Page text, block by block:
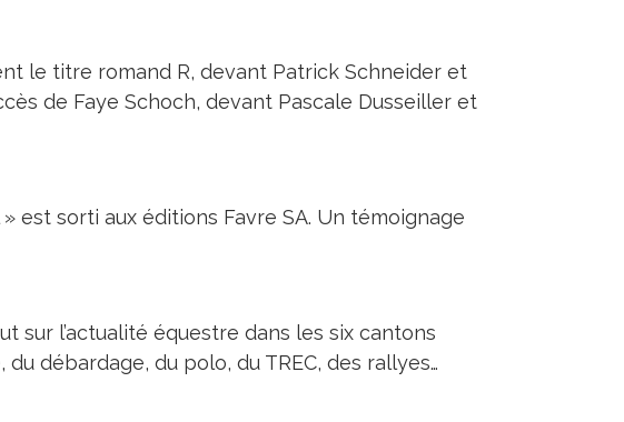
le titre romand R, devant Patrick Schneider et
de Faye Schoch, devant Pascale Dusseiller et
est sorti aux éditions Favre SA. Un témoignage
sur l’actualité équestre dans les six cantons
débardage, du polo, du TREC, des rallyes…